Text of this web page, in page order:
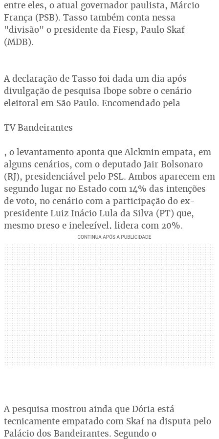
entre eles, o atual governador paulista, Márcio
França (PSB). Tasso também conta nessa
"divisão" o presidente da Fiesp, Paulo Skaf
(MDB).
A declaração de Tasso foi dada um dia após
divulgação de pesquisa Ibope sobre o cenário
eleitoral em São Paulo. Encomendado pela
TV Bandeirantes
, o levantamento aponta que Alckmin empata, em
alguns cenários, com o deputado Jair Bolsonaro
(RJ), presidenciável pelo PSL. Ambos aparecem em
segundo lugar no Estado com 14% das intenções
de voto, no cenário com a participação do ex-
presidente Luiz Inácio Lula da Silva (PT) que,
mesmo preso e inelegível, lidera com 20%.
A pesquisa mostrou ainda que Dória está
tecnicamente empatado com Skaf na disputa pelo
Palácio dos Bandeirantes. Segundo o